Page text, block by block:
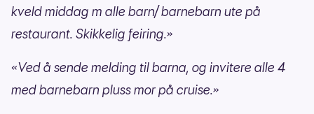
kveld middag m alle barn/ barnebarn ute på
restaurant. Skikkelig feiring.»
«Ved å sende melding til barna, og invitere alle 4
med barnebarn pluss mor på cruise.»